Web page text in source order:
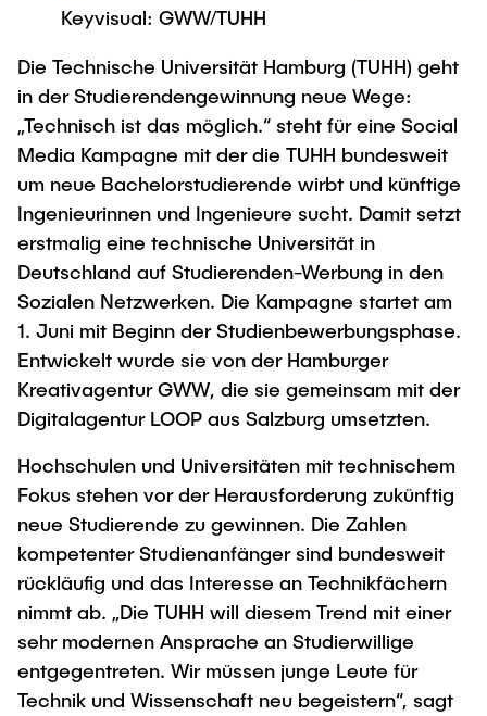
Newsroom
Flyer und Broschüren
Magazin spektrum
Veranstaltungen
Merchandise-Shop
Arbeiten an der TU Hamburg
Stellenausschreibungen
Berufsausbildung und Praktika
Berufungen
Neue Mitarbeitende
Intern
Beratung und Kontakt
Neu an der TUHH
Rund ums Studium
Studienorganisation
AI in Education
Für Absolventinnen und Absolventen
Berufseinstieg - Career Center
Graduiertenakademie
Promotion und Habilitation
Wissenschaftliche Weiterbildung
Lehre und Lernen
Best Practices Lehre
Hochschuldidaktik - ZLL
LearnING Center
Lehre im europäischen Verbund (ECIU)
WorkINGLab / Makerspace
UNU HUB "Engineering to Face Climate
Forschungsförderung
Early Career Researchers
Gute Wissenschaftliche Praxis
Future Lectures
Team
Transfer
Interdisziplinärer Workshop des FSP
„Biobasierte Prozesse und
Reaktortechnologien“
Studiengänge
Forschung und Institute
Technologie und Innovation in der Bildung
News
Studiengänge
Forschung und Institute
Management-Wissenschaften und Technologie
Studiengänge
Forschung und Institute
Studiengänge
Forschung und Institute
Studienbereich FIT
Austauschstudium
Intercultural Hub
(Gast)Wissenschaftler*innen
Partnerships and Strategy
Partnerhochschulen Studierendenaustausch
Eine Partnerschaft vereinbaren
Strategie
Contacts & International Team
Keyvisual: GWW/TUHH
Die Technische Universität Hamburg (TUHH) geht
in der Studierendengewinnung neue Wege:
„Technisch ist das möglich.“ steht für eine Social
Media Kampagne mit der die TUHH bundesweit
um neue Bachelorstudierende wirbt und künftige
Ingenieurinnen und Ingenieure sucht. Damit setzt
erstmalig eine technische Universität in
Deutschland auf Studierenden-Werbung in den
Sozialen Netzwerken. Die Kampagne startet am
1. Juni mit Beginn der Studienbewerbungsphase.
Entwickelt wurde sie von der Hamburger
Kreativagentur GWW, die sie gemeinsam mit der
Digitalagentur LOOP aus Salzburg umsetzten.
Hochschulen und Universitäten mit technischem
Fokus stehen vor der Herausforderung zukünftig
neue Studierende zu gewinnen. Die Zahlen
kompetenter Studienanfänger sind bundesweit
rückläufig und das Interesse an Technikfächern
nimmt ab. „Die TUHH will diesem Trend mit einer
sehr modernen Ansprache an Studierwillige
entgegentreten. Wir müssen junge Leute für
Technik und Wissenschaft neu begeistern“, sagt